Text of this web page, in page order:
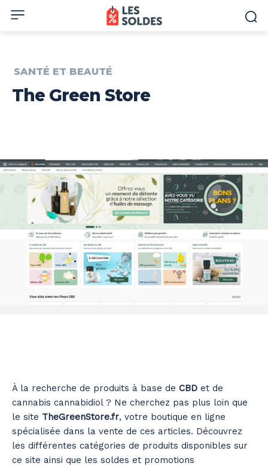
SANTÉ ET BEAUTÉ
The Green Store
À la recherche de produits à base de CBD et de
cannabis cannabidiol ? Ne cherchez pas plus loin que
le site TheGreenStore.fr, votre boutique en ligne
spécialisée dans la vente de ces articles. Découvrez
les différentes catégories de produits disponibles sur
ce site ainsi que les soldes et promotions